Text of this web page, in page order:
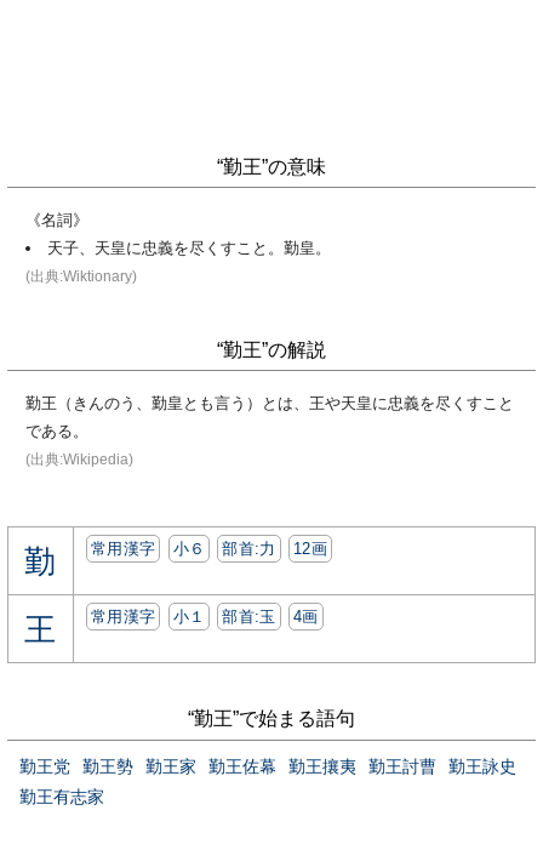
“勤王”の意味
《名詞》
天子、天皇に忠義を尽くすこと。勤皇。
(出典:Wiktionary)
“勤王”の解説
勤王（きんのう、勤皇とも言う）とは、王や天皇に忠義を尽くすこと
である。
(出典:Wikipedia)
勤 常用漢字 小６ 部首:⼒ 12画
王 常用漢字 小１ 部首:⽟ 4画
“勤王”で始まる語句
勤王党 勤王勢 勤王家 勤王佐幕 勤王攘夷 勤王討曹
勤王詠史
勤王有志家